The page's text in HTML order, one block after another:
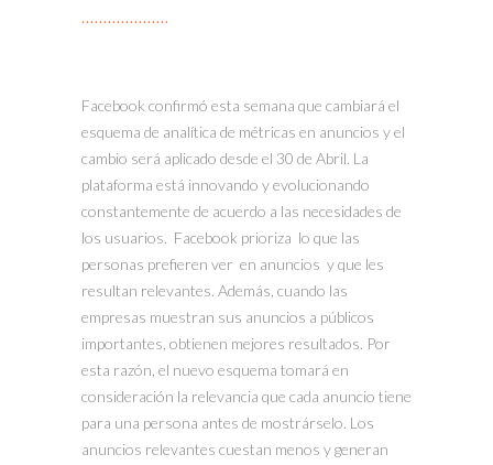
Facebook confirmó esta semana que cambiará el
esquema de analítica de métricas en anuncios y el
cambio será aplicado desde el 30 de Abril. La
plataforma está innovando y evolucionando
constantemente de acuerdo a las necesidades de
los usuarios. Facebook prioriza lo que las
personas prefieren ver en anuncios y que les
resultan relevantes. Además, cuando las
empresas muestran sus anuncios a públicos
importantes, obtienen mejores resultados. Por
esta razón, el nuevo esquema tomará en
consideración la relevancia que cada anuncio tiene
para una persona antes de mostrárselo. Los
anuncios relevantes cuestan menos y generan